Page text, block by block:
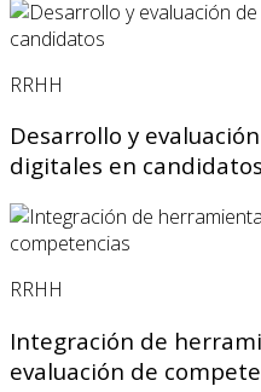
RRHH
Desarrollo y
digitales en candidatos
RRHH
Integración de
evaluación de